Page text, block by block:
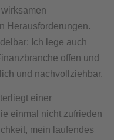
Herausforderungen.
Ich lege auch
offen und
und nachvollziehbar.
einer
einmal nicht zufrieden
mein laufendes